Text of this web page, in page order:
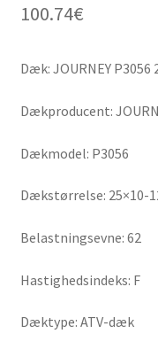
100.74€
Dæk: JOURNEY P3056
Dækproducent:
Dækmodel: P3056
Dækstørrelse: 25×10-
Belastningsevne: 62
Hastighedsindeks: F
Dæktype: ATV-dæk